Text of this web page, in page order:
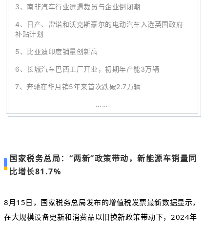
3、 南非汽车行业遭遇裁员与企业倒闭潮
4、
日产、雷诺和沃克斯豪尔的电动汽车入选英国政府
补贴计划
5、 比亚迪印度销量创新高
6、长城汽车巴西工厂开业，初期年产能3万辆
7、奔驰在华月销5年来首次跌破2.7万辆
……
国家税务总局：“两新”政策带动，新能源车销量同
比增长81.7%
8月15日，国家税务总局发布的增值税发票最新数据显示，
在大规模设备更新和消费品以旧换新政策带动下，2024年